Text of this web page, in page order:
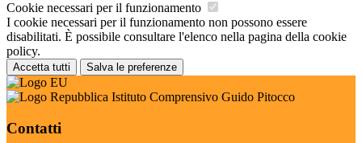
Cookie necessari per il funzionamento
I cookie necessari per il funzionamento non possono essere
disabilitati. È possibile consultare l'elenco nella pagina della cookie
policy.
Accetta tutti Salva le preferenze
Istituto Comprensivo Guido Pitocco
Contatti